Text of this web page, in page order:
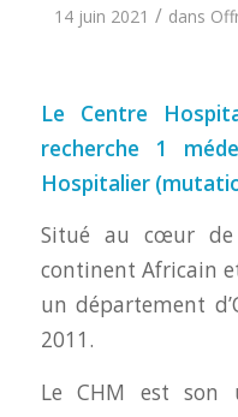
14 juin 2021 / dans
Le Centre
recherche 1
Hospitalier
Situé au cœur de
continent Africain
un département
2011.
Le CHM est son